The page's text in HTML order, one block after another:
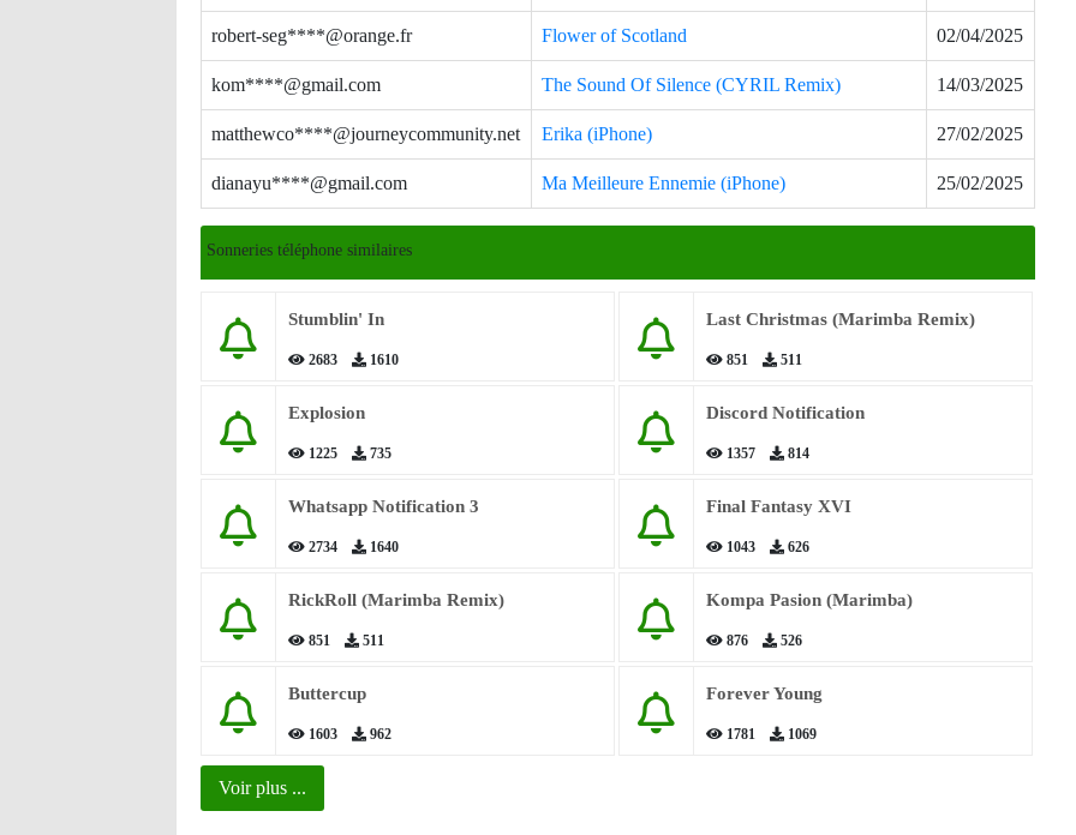
robert-seg****@orange.fr Flower of Scotland 02/04/2025
kom****@gmail.com The Sound Of Silence (CYRIL Remix) 14/03/2025
matthewco****@journeycommunity.net Erika (iPhone) 27/02/2025
dianayu****@gmail.com Ma Meilleure Ennemie (iPhone) 25/02/2025
Sonneries téléphone similaires
Stumblin' In
2683 1610
Last Christmas (Marimba Remix)
851 511
Explosion
1225 735
Discord Notification
1357 814
Whatsapp Notification 3
2734 1640
Final Fantasy XVI
1043 626
RickRoll (Marimba Remix)
851 511
Kompa Pasion (Marimba)
876 526
Buttercup
1603 962
Forever Young
1781 1069
Voir plus ...